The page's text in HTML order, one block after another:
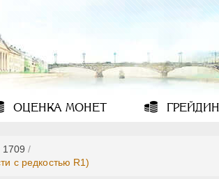
ОЦЕНКА МОНЕТ
1709 /
с редкостью R1)